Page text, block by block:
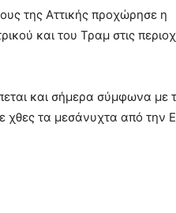
της Αττικής προχώρησε η
και του Τραμ στις
και σήμερα σύμφωνα με
χθες τα μεσάνυχτα από την